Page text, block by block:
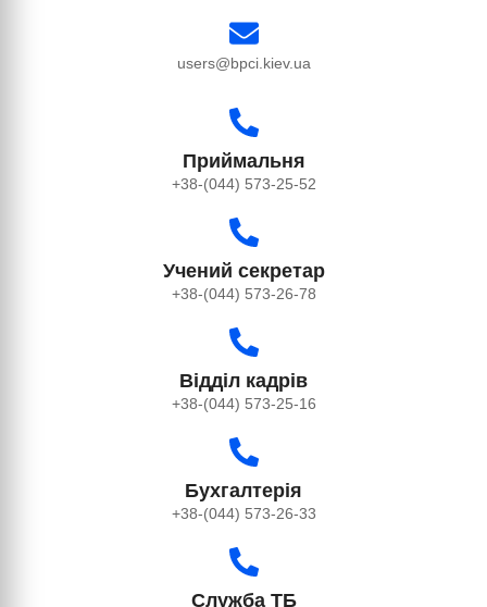
users@bpci.kiev.ua
Приймальня
+38-(044) 573-25-52
Учений секретар
+38-(044) 573-26-78
Відділ кадрів
+38-(044) 573-25-16
Бухгалтерія
+38-(044) 573-26-33
Служба ТБ